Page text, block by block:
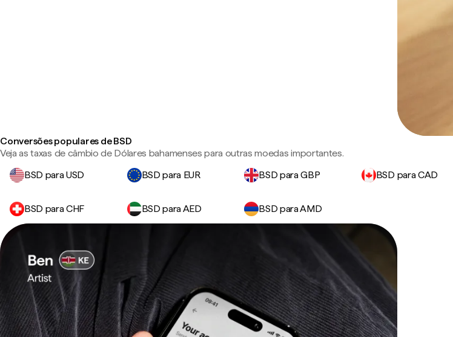
Conversões populares de BSD
Veja as taxas de câmbio de Dólares bahamenses para outras moedas importantes.
BSD para USD
BSD para EUR BSD para GBP BSD para CAD
BSD para CHF BSD para AED BSD para AMD